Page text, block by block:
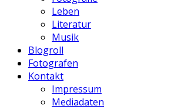
Leben
Literatur
Musik
Blogroll
Fotografen
Kontakt
Impressum
Mediadaten